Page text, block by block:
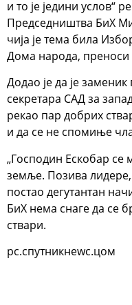
и то је једини услов“
Председништва БиХ
чија је тема била
Дома народа, преноси
Додао је да је
секретара САД за
рекао пар добрих
и да се не спомиње
„Господин Ескобар
земље. Позива лидере,
постао дегутантан
БиХ нема снаге да се
ствари.
рс.спутникнеwс.цом